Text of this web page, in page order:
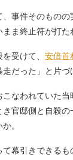
事件そのもの
ま終止符が打た
受けて、 安倍首
だった」と片づ
なわれていた
官邸側と自殺
。
幕引きできる